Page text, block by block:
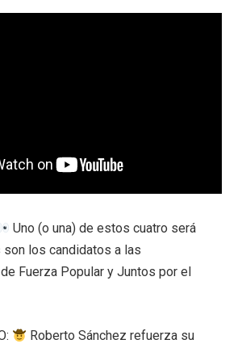
Uno (o una) de estos cuatro será
los candidatos a las
Fuerza Popular y Juntos por el
Roberto Sánchez refuerza su